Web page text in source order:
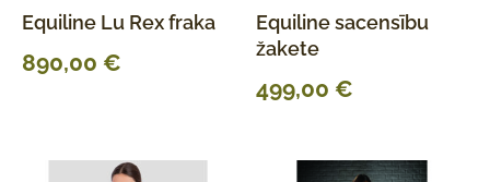
Equiline Lu Rex fraka
890,00 €
Equiline sacensību
žakete
499,00 €